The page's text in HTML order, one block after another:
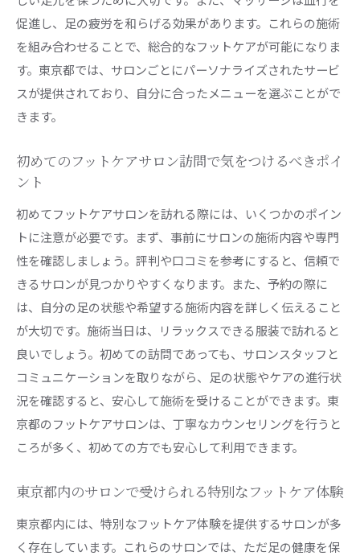
促進し、足の疲労を和らげる効果があります。これらの施術
を組み合わせることで、総合的なフットケアが可能になりま
す。東京都では、サロンごとにパーソナライズされたサービ
スが提供されており、自分に合ったメニューを選ぶことがで
きます。
初めてのフットケアサロン訪問で気をつけるべきポイ
ント
初めてフットケアサロンを訪れる際には、いくつかのポイン
トに注意が必要です。まず、事前にサロンの施術内容や専門
性を確認しましょう。評判や口コミを参考にすると、信頼で
きるサロンが見つかりやすくなります。また、予約の際に
は、自分の足の状態や希望する施術内容を詳しく伝えること
が大切です。施術当日は、リラックスできる服装で訪れると
良いでしょう。初めての訪問であっても、サロンスタッフと
コミュニケーションを取りながら、足の状態やケアの進行状
況を確認すると、安心して施術を受けることができます。東
京都のフットケアサロンは、丁寧なカウンセリングを行うと
ころが多く、初めての方でも安心して利用できます。
東京都内のサロンで受けられる特別なフットケア体験
東京都内には、特別なフットケア体験を提供するサロンが多
く存在しています。これらのサロンでは、ただ足の健康を保